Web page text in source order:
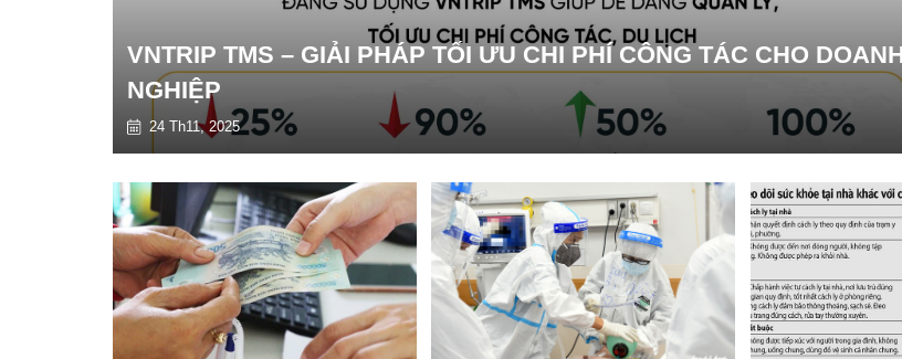
VNTRIP TMS – GIẢI PHÁP TỐI ƯU CHI PHÍ CÔNG TÁC CHO DOANH
NGHIỆP
24 Th11, 2025